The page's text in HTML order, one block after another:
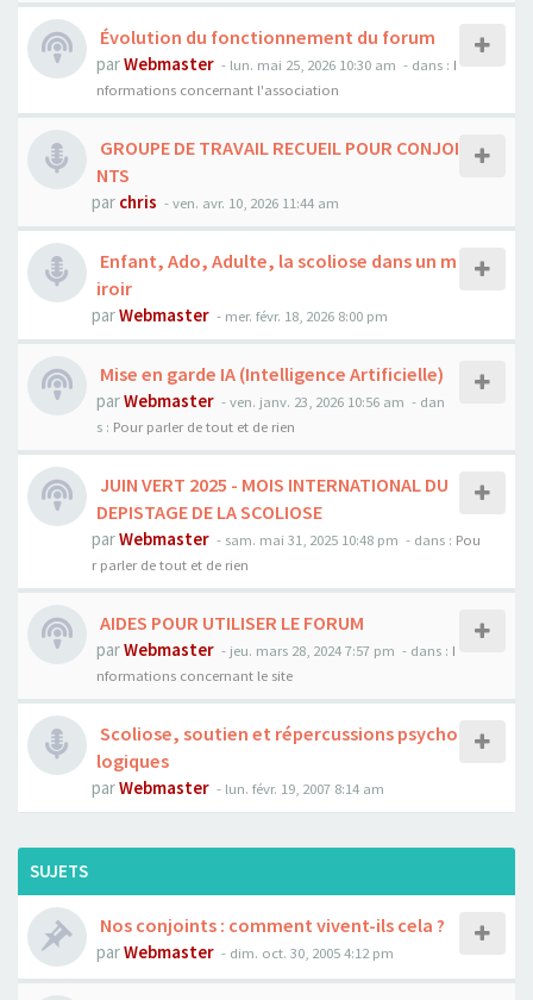
Évolution du fonctionnement du forum
parWebmaster - lun. mai 25, 2026 10:30 am - dans : I
nformations concernant l'association
GROUPE DE TRAVAIL RECUEIL POUR CONJOI
NTS
par chris - ven. avr. 10, 2026 11:44 am
Enfant, Ado, Adulte, la scoliose dans un m
iroir
parWebmaster - mer. févr. 18, 2026 8:00 pm
Mise en garde IA (Intelligence Artificielle)
parWebmaster - ven. janv. 23, 2026 10:56 am - dan
s : Pour parler de tout et de rien
JUIN VERT 2025 - MOIS INTERNATIONAL DU
DEPISTAGE DE LA SCOLIOSE
parWebmaster - sam. mai 31, 2025 10:48 pm - dans : Pou
r parler de tout et de rien
AIDES POUR UTILISER LE FORUM
parWebmaster - jeu. mars 28, 2024 7:57 pm - dans : I
nformations concernant le site
Scoliose, soutien et répercussions psycho
logiques
parWebmaster - lun. févr. 19, 2007 8:14 am
SUJETS
Nos conjoints : comment vivent-ils cela ?
parWebmaster - dim. oct. 30, 2005 4:12 pm